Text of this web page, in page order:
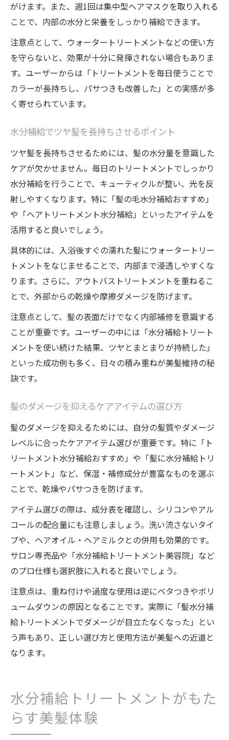
がけます。また、週1回は集中型ヘアマスクを取り入れる
ことで、内部の水分と栄養をしっかり補給できます。
注意点として、ウォータートリートメントなどの使い方
を守らないと、効果が十分に発揮されない場合もありま
す。ユーザーからは「トリートメントを毎日使うことで
カラーが長持ちし、パサつきも改善した」との実感が多
く寄せられています。
水分補給でツヤ髪を長持ちさせるポイント
ツヤ髪を長持ちさせるためには、髪の水分量を意識した
ケアが欠かせません。毎日のトリートメントでしっかり
水分補給を行うことで、キューティクルが整い、光を反
射しやすくなります。特に「髪の毛水分補給おすすめ」
や「ヘアトリートメント水分補給」といったアイテムを
活用すると良いでしょう。
具体的には、入浴後すぐの濡れた髪にウォータートリー
トメントをなじませることで、内部まで浸透しやすくな
ります。さらに、アウトバストリートメントを重ねるこ
とで、外部からの乾燥や摩擦ダメージを防げます。
注意点として、髪の表面だけでなく内部補修を意識する
ことが重要です。ユーザーの中には「水分補給トリート
メントを使い続けた結果、ツヤとまとまりが持続した」
といった成功例も多く、日々の積み重ねが美髪維持の秘
訣です。
髪のダメージを抑えるケアアイテムの選び方
髪のダメージを抑えるためには、自分の髪質やダメージ
レベルに合ったケアアイテム選びが重要です。特に「ト
リートメント水分補給おすすめ」や「髪に水分補給トリ
ートメント」など、保湿・補修成分が豊富なものを選ぶ
ことで、乾燥やパサつきを防げます。
アイテム選びの際は、成分表を確認し、シリコンやアル
コールの配合量にも注意しましょう。洗い流さないタイ
プや、ヘアオイル・ヘアミルクとの併用も効果的です。
サロン専売品や「水分補給トリートメント美容院」など
のプロ仕様も選択肢に入れると良いでしょう。
注意点は、重ね付けや過度な使用は逆にベタつきやボリ
ュームダウンの原因となることです。実際に「髪水分補
給トリートメントでダメージが目立たなくなった」とい
う声もあり、正しい選び方と使用方法が美髪への近道と
なります。
水分補給トリートメントがもた
らす美髪体験